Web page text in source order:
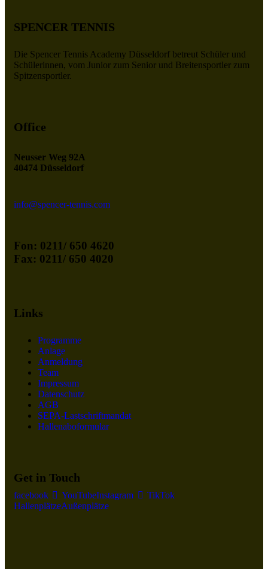
SPENCER TENNIS
Die Spencer Tennis Academy Düsseldorf betreut Schüler und
Schülerinnen, vom Junior zum Senior und Breitensportler zum
Spitzensportler.
Office
Neusser Weg 92A
40474 Düsseldorf
info@spencer-tennis.com
Fon: 0211/ 650 4620
Fax: 0211/ 650 4020
Links
Programme
Anlage
Anmeldung
Team
Impressum
Datenschutz
AGB
SEPA-Lastschriftmandat
Hallenaboformular
Get in Touch
facebook YouTubeInstagram
TikTok
HallenplätzeAußenplätze